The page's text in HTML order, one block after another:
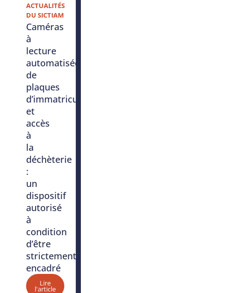
ACTUALITÉS
DU SICTIAM
Caméras
à
lecture
automatisée
de
plaques
d’immatriculation
et
accès
à
la
déchèterie
:
un
dispositif
autorisé
à
condition
d’être
strictement
encadré
Lire
l'article